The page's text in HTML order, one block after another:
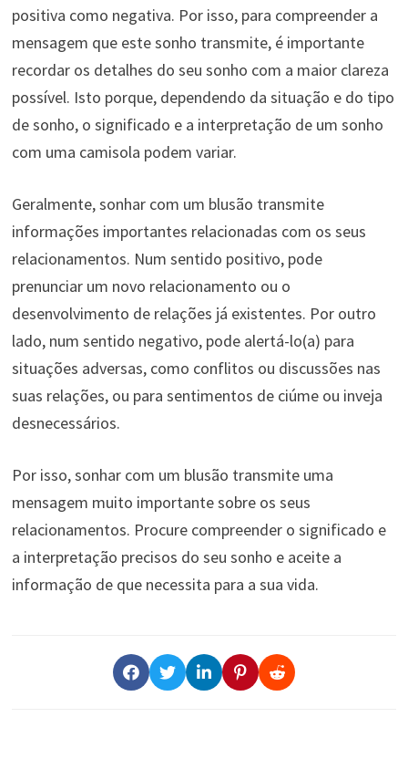
positiva como negativa. Por isso, para compreender a
mensagem que este sonho transmite, é importante
recordar os detalhes do seu sonho com a maior clareza
possível. Isto porque, dependendo da situação e do tipo
de sonho, o significado e a interpretação de um sonho
com uma camisola podem variar.
Geralmente, sonhar com um blusão transmite
informações importantes relacionadas com os seus
relacionamentos. Num sentido positivo, pode
prenunciar um novo relacionamento ou o
desenvolvimento de relações já existentes. Por outro
lado, num sentido negativo, pode alertá-lo(a) para
situações adversas, como conflitos ou discussões nas
suas relações, ou para sentimentos de ciúme ou inveja
desnecessários.
Por isso, sonhar com um blusão transmite uma
mensagem muito importante sobre os seus
relacionamentos. Procure compreender o significado e
a interpretação precisos do seu sonho e aceite a
informação de que necessita para a sua vida.